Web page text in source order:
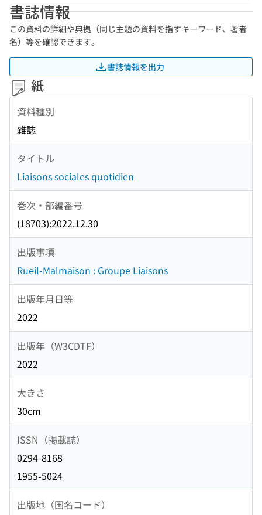
書誌情報
この資料の詳細や典拠（同じ主題の資料を指すキーワード、著者
名）等を確認できます。
書誌情報を出力
紙
資料種別
雑誌
タイトル
Liaisons sociales quotidien
巻次・部編番号
(18703):2022.12.30
出版事項
Rueil-Malmaison : Groupe Liaisons
出版年月日等
2022
出版年（W3CDTF）
2022
大きさ
30cm
ISSN（掲載誌）
0294-8168
1955-5024
出版地（国名コード）